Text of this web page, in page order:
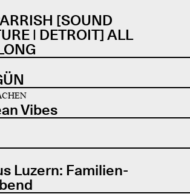
[SOUND
| DETROIT] ALL
Vibes
Luzern: Familien-